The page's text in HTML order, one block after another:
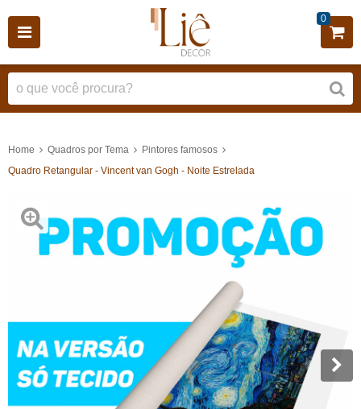
0
Home Quadros por Tema
Pintores famosos
Quadro Retangular - Vincent van Gogh - Noite Estrelada